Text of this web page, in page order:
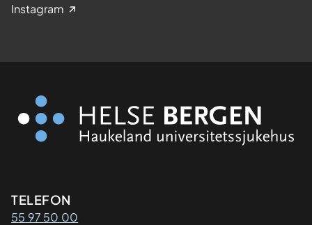
Instagram
Kontaktinformasjon
TELEFON
55 97 50 00